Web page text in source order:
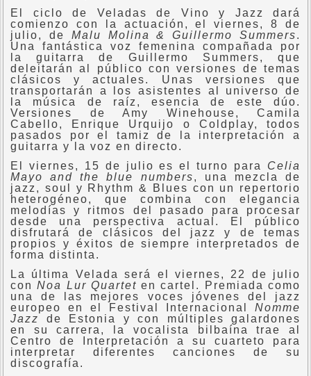
El ciclo de Veladas de Vino y Jazz dará
comienzo con la actuación, el viernes, 8 de
julio, de Malu Molina & Guillermo Summers.
Una fantástica voz femenina compañada por
la guitarra de Guillermo Summers, que
deleitarán al público con versiones de temas
clásicos y actuales. Unas versiones que
transportarán a los asistentes al universo de
la música de raíz, esencia de este dúo.
Versiones de Amy Winehouse, Camila
Cabello, Enrique Urquijo o Coldplay, todos
pasados por el tamiz de la interpretación a
guitarra y la voz en directo.
El viernes, 15 de julio es el turno para Celia
Mayo and the blue numbers, una mezcla de
jazz, soul y Rhythm & Blues con un repertorio
heterogéneo, que combina con elegancia
melodías y ritmos del pasado para procesar
desde una perspectiva actual. El público
disfrutará de clásicos del jazz y de temas
propios y éxitos de siempre interpretados de
forma distinta.
La última Velada será el viernes, 22 de julio
conNoa Lur Quarteten cartel. Premiada como
una de las mejores voces jóvenes del jazz
europeo en el Festival Internacional Nomme
Jazz
de Estonia y con múltiples galardones
en su carrera, la vocalista bilbaína trae al
Centro de Interpretación a su cuarteto para
interpretar diferentes canciones de su
discografía.